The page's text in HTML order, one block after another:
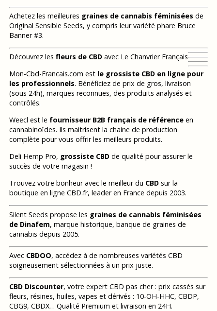
Achetez les meilleures graines de cannabis féminisées de
Original Sensible Seeds, y compris leur variété phare Bruce
Banner #3.
Découvrez les fleurs de CBDavec Le Chanvrier Français
Mon-Cbd-Francais.com est le grossiste CBD en ligne pour
les professionnels. Bénéficiez de prix de gros, livraison
(sous 24h), marques reconnues, des produits analysés et
contrôlés.
Weecl est le fournisseur B2B français de référenceen
cannabinoïdes. Ils maitrisent la chaine de production
complète pour vous offrir les meilleurs produits.
Deli Hemp Pro, grossiste CBDde qualité pour assurer le
succès de votre magasin !
Trouvez votre bonheur avec le meilleur du CBDsur la
boutique en ligne CBD.fr, leader en France depuis 2003.
Silent Seeds propose les graines de cannabis féminisées
de Dinafem, marque historique, banque de graines de
cannabis depuis 2005.
Avec CBDOO, accédez à de nombreuses variétés CBD
soigneusement sélectionnées à un prix juste.
CBD Discounter, votre expert CBD pas cher : prix cassés sur
fleurs, résines, huiles, vapes et dérivés : 10-OH-HHC, CBDP,
CBG9, CBDX… Qualité Premium et livraison en 24H.